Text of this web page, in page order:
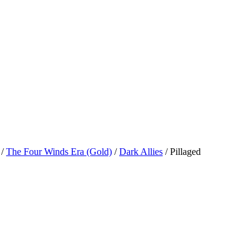
/The Four Winds Era (Gold) /Dark Allies / Pillaged